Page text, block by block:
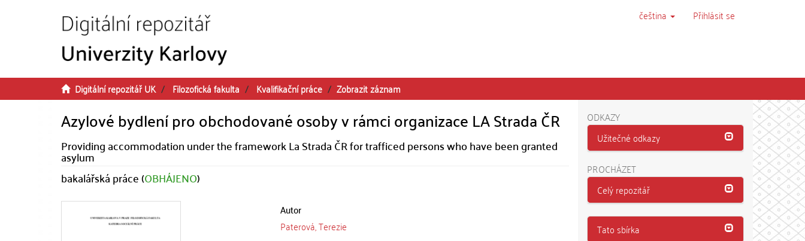
čeština Přihlásit se
Digitální repozitář UK Filozofická fakulta Kvalifikační práce Zobrazit záznam
Azylové bydlení pro obchodované osoby v rámci organizace LA Strada ČR
Providing accommodation under the framework La Strada ČR for trafficed persons who have been granted
asylum
bakalářská práce (OBHÁJENO)
Autor
Paterová, Terezie
ODKAZY
Užitečné odkazy
PROCHÁZET
Celý repozitář
Tato sbírka